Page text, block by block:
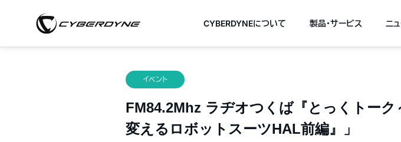
CYBERDYNEについて 製品・サービス ニ
イベント
FM84.2Mhz ラヂオつくば『とっくトー
変えるロボットスーツHAL前編』」